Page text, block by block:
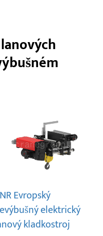
Evropský
elektrický
kladkostroj